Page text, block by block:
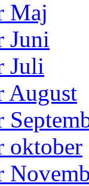
Maj
Juni
Juli
August
oktober